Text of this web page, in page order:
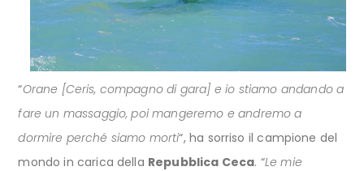
“Orane [Ceris, compagno di gara] e io stiamo andando a
fare un massaggio, poi mangeremo e andremo a
dormire perché siamo morti“, ha sorriso il campione del
mondo in carica della Repubblica Ceca. “Le mie